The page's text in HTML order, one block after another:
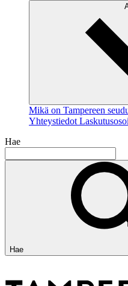
Mikä on Tampereen
Yhteystiedot
Hae
Hae